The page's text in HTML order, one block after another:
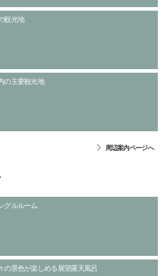
観光地
の主要観光地
周辺案内ページへ
グルルーム
の景色が楽しめる展望露天風呂